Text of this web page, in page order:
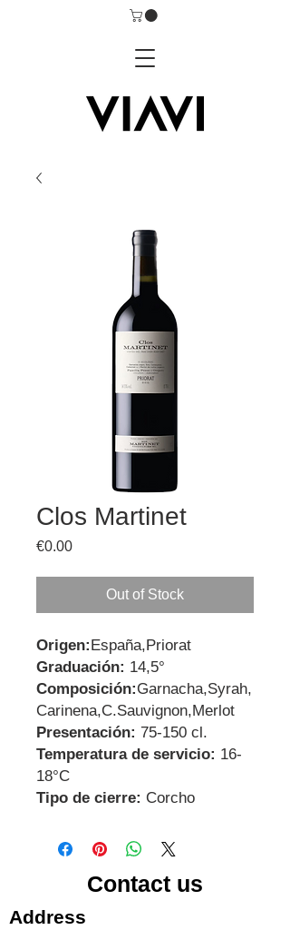
Clos Martinet
€0.00Price
Out of Stock
Origen:España,Priorat
Graduación: 14,5°
Composición:Garnacha,Syrah,
Carinena,C.Sauvignon,Merlot
Presentación: 75-150 cl.
Temperatura de servicio: 16-
18°C
Tipo de cierre: Corcho
Contact us
Address